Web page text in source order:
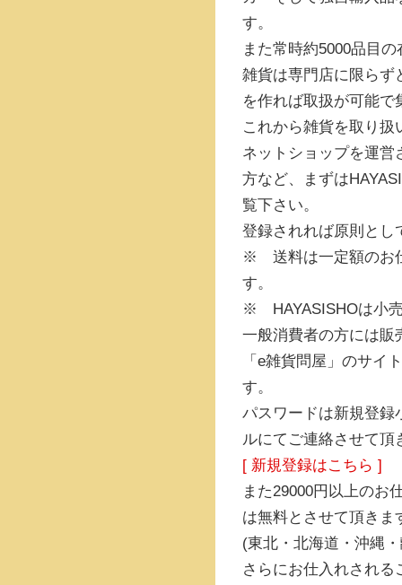
す。
また常時約5000品目
雑貨は専門店に限らず
を作れば取扱が可能
これから雑貨を取り
ネットショップを運営
方など、まずは
覧下さい。
登録されれば原則とし
※ 送料は一定額のお
す。
※ HAYASISHOは小
一般消費者の方には販
「e雑貨問屋」のサイ
す。
パスワードは新規登録
ルにてご連絡させて頂
[ 新規登録はこちら ]
また29000円以上のお
は無料とさせて頂きま
(東北・北海道・沖縄
さらにお仕入れされる